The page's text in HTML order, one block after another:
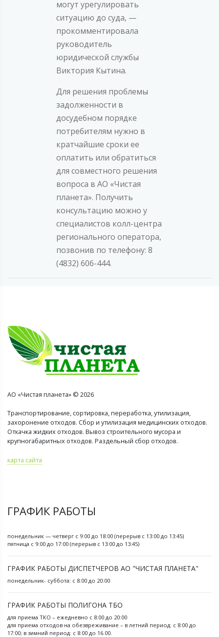
могут урегулировать
ситуацию до суда, —
прокомментировала
руководитель
юридической службы
Виктория Кытина.
Для решения проблемы
задолженности в
досудебном порядке
потребителям нужно в
кратчайшие сроки ее
оплатить или обратиться
для совместного решения
вопроса в АО «Чистая
планета». Получить
консультацию можно у
специалистов колл-центра
регионального оператора,
позвонив по телефону: 8
(4832) 606-444.
АО «Чистая планета» © 2026
Транспортирование, сортировка, переработка, утилизация,
захоронение отходов. Сбор и утилизация медицинских отходов.
Откачка жидких отходов. Вывоз строительного мусора и
крупногабаритных отходов. Раздельный сбор отходов.
карта сайта
ГРАФИК РАБОТЫ
понедельник — четверг с 9:00 до 18:00 (перерыв с 13:00 до 13:45)
пятница с 9:00 до 17:00 (перерыв с 13:00 до 13:45)
ГРАФИК РАБОТЫ ДИСПЕТЧЕРОВ АО "ЧИСТАЯ ПЛАНЕТА"
понедельник- суббота: с 8:00 до 20:00
ГРАФИК РАБОТЫ ПОЛИГОНА ТБО
для приема ТКО – ежедневно с 8:00 до 20:00
для приема отходов на обезвреживание – в летний период: с 8:00 до
17:00; в зимний период: с 8:00 до 16.00.